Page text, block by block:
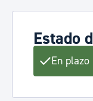
Estado
En plazo